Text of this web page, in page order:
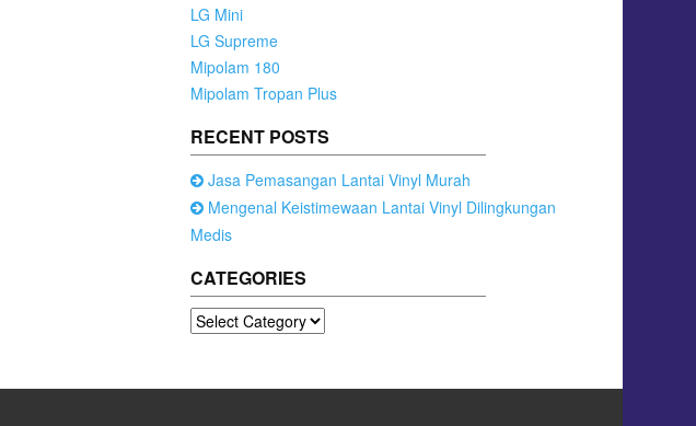
LG Mini
LG Supreme
Mipolam 180
Mipolam Tropan Plus
RECENT POSTS
Jasa Pemasangan Lantai Vinyl Murah
Mengenal Keistimewaan Lantai Vinyl Dilingkungan
Medis
CATEGORIES
Categories